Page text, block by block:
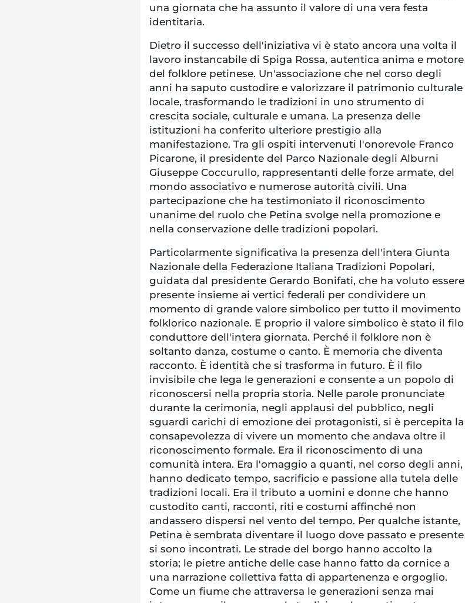
una giornata che ha assunto il valore di una vera festa
identitaria.
Dietro il successo dell'iniziativa vi è stato ancora una volta il
lavoro instancabile di Spiga Rossa, autentica anima e motore
del folklore petinese. Un'associazione che nel corso degli
anni ha saputo custodire e valorizzare il patrimonio culturale
locale, trasformando le tradizioni in uno strumento di
crescita sociale, culturale e umana. La presenza delle
istituzioni ha conferito ulteriore prestigio alla
manifestazione. Tra gli ospiti intervenuti l'onorevole Franco
Picarone, il presidente del Parco Nazionale degli Alburni
Giuseppe Coccurullo, rappresentanti delle forze armate, del
mondo associativo e numerose autorità civili. Una
partecipazione che ha testimoniato il riconoscimento
unanime del ruolo che Petina svolge nella promozione e
nella conservazione delle tradizioni popolari.
Particolarmente significativa la presenza dell'intera Giunta
Nazionale della Federazione Italiana Tradizioni Popolari,
guidata dal presidente Gerardo Bonifati, che ha voluto essere
presente insieme ai vertici federali per condividere un
momento di grande valore simbolico per tutto il movimento
folklorico nazionale. E proprio il valore simbolico è stato il filo
conduttore dell'intera giornata. Perché il folklore non è
soltanto danza, costume o canto. È memoria che diventa
racconto. È identità che si trasforma in futuro. È il filo
invisibile che lega le generazioni e consente a un popolo di
riconoscersi nella propria storia. Nelle parole pronunciate
durante la cerimonia, negli applausi del pubblico, negli
sguardi carichi di emozione dei protagonisti, si è percepita la
consapevolezza di vivere un momento che andava oltre il
riconoscimento formale. Era il riconoscimento di una
comunità intera. Era l'omaggio a quanti, nel corso degli anni,
hanno dedicato tempo, sacrificio e passione alla tutela delle
tradizioni locali. Era il tributo a uomini e donne che hanno
custodito canti, racconti, riti e costumi affinché non
andassero dispersi nel vento del tempo. Per qualche istante,
Petina è sembrata diventare il luogo dove passato e presente
si sono incontrati. Le strade del borgo hanno accolto la
storia; le pietre antiche delle case hanno fatto da cornice a
una narrazione collettiva fatta di appartenenza e orgoglio.
Come un fiume che attraversa le generazioni senza mai